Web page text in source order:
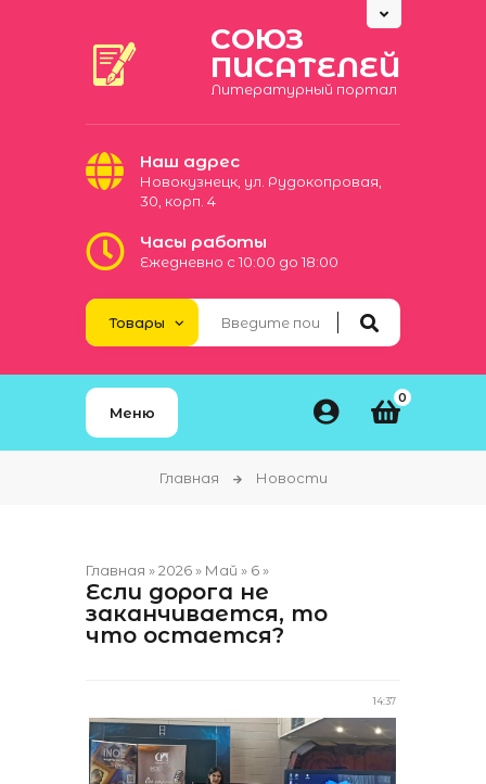
СОЮЗ
ПИСАТЕЛЕЙ
Литературный портал
Наш адрес
Новокузнецк, ул. Рудокопровая,
30, корп. 4
Часы работы
Ежедневно с 10:00 до 18:00
Меню
0
Главная Новости
Главная »2026 » Май » 6 »
Если дорога не
заканчивается, то
что остается?
14:37